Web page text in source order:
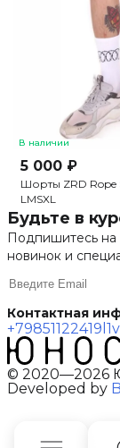
В наличии
5 000 ₽
Шорты ZRD Rope
LMSXL
Будьте в
Подпишитесь на
новинок и
Контактная
+79851122419
© 2020—2026
Developed by